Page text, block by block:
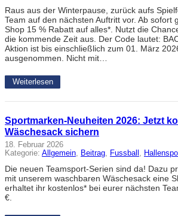
Raus aus der Winterpause, zurück aufs
Team auf den nächsten Auftritt vor. Ab sofort
Shop 15 % Rabatt auf alles*. Nutzt die
die kommende Zeit aus. Der Code lautet:
Aktion ist bis einschließlich zum 01. März
ausgenommen. Nicht mit…
Weiterlesen
Sportmarken-Neuheiten 2026: Jetzt
Wäschesack sichern
18. Februar 2026
Kategorie: Allgemein, Beitrag, Fussball ,
Die neuen Teamsport-Serien sind da! Dazu
mit unserem waschbaren Wäschesack eine
erhaltet ihr kostenlos* bei eurer nächsten
€.